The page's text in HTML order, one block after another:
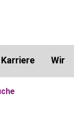
Karriere Wir